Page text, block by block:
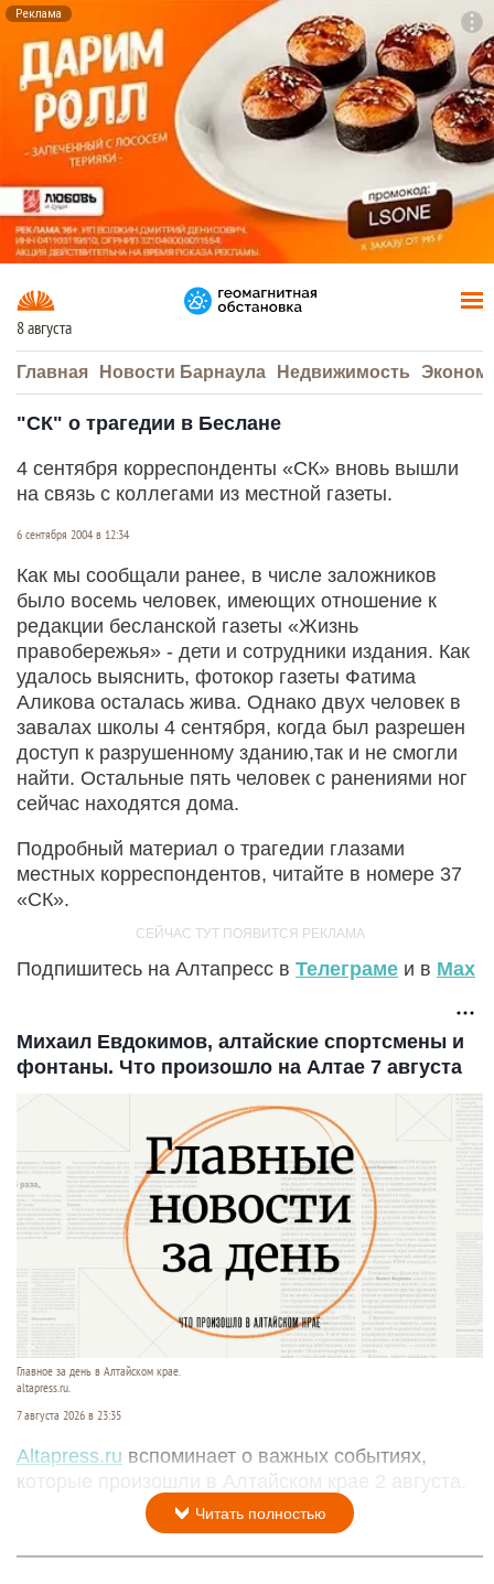
Реклама
8 августа
Главная Новости Барнаула Недвижимость
"СК" о трагедии в Беслане
4 сентября корреспонденты «СК» вновь вышли
на связь с коллегами из местной газеты.
6 сентября 2004 в 12:34
Как мы сообщали ранее, в числе заложников
было восемь человек, имеющих отношение к
редакции бесланской газеты «Жизнь
правобережья» - дети и сотрудники издания. Как
удалось выяснить, фотокор газеты Фатима
Аликова осталась жива. Однако двух человек в
завалах школы 4 сентября, когда был разрешен
доступ к разрушенному зданию,так и не смогли
найти. Остальные пять человек с ранениями ног
сейчас находятся дома.
Подробный материал о трагедии глазами
местных корреспондентов, читайте в номере 37
«СК».
Подпишитесь на Алтапресс в Телеграме и в Max
Михаил Евдокимов, алтайские спортсмены и
фонтаны. Что произошло на Алтае 7 августа
Главное за день в Алтайском крае.
altapress.ru.
7 августа 2026 в 23:35
Altapress.ru вспоминает о важных событиях,
которые произошли в Алтайском крае 2 августа.
Читать полностью